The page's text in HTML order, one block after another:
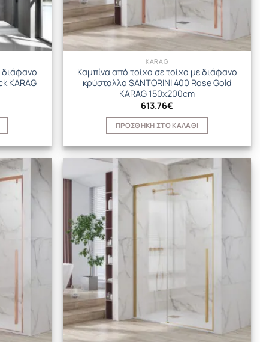
διάφανο
KARAG
KARAG
Καμπίνα από τοίχο σε τοίχο με διάφανο
κρύσταλλο SANTORINI 400 Rose Gold
KARAG 150x200cm
613.76€
ΠΡΟΣΘΉΚΗ ΣΤΟ ΚΑΛΆΘΙ